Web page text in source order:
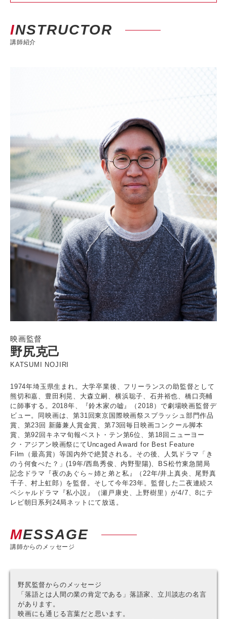
INSTRUCTOR
講師紹介
映画監督
野尻克己
KATSUMI NOJIRI
1974年埼玉県生まれ。大学卒業後、フリーランスの助監督として
熊切和嘉、豊田利晃、大森立嗣、横浜聡子、石井裕也、橋口亮輔
に師事する。2018年、『鈴木家の嘘』（2018）で劇場映画監督デ
ビュー。同映画は、第31回東京国際映画祭スプラッシュ部門作品
賞、第23回 新藤兼人賞金賞、第73回毎日映画コンクール脚本
賞、第92回キネマ旬報ベスト・テン第6位、第18回ニューヨー
ク・アジアン映画祭にてUncaged Award for Best Feature
Film（最高賞）等国内外で絶賛される。その後、人気ドラマ「き
のう何食べた？」(19年/西島秀俊、内野聖陽)、BS松竹東急開局
記念ドラマ『夜のあぐら～姉と弟と私』（22年/井上真央、尾野真
千子、村上虹郎）を監督。そして今年23年。監督した二夜連続ス
ペシャルドラマ『私小説』（瀬戸康史、上野樹里）が4/7、8にテ
レビ朝日系列24局ネットにて放送。
MESSAGE
講師からのメッセージ
野尻監督からのメッセージ
「落語とは人間の業の肯定である」落語家、立川談志の名言
があります。
映画にも通じる言葉だと思います。